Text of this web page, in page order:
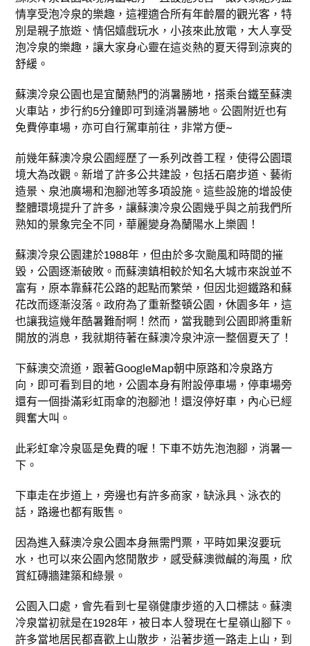
情享受泡冷泉的樂趣，這裡適合所有年齡層的觀光客，特
別是親子旅遊、情侶嬉戲玩水，小孩來此放電，大人享受
泡冷泉的樂趣，讓大家身心靈在這炎熱的夏天得到涼爽的
舒緩。
蘇澳冷泉公園也是宜蘭熱門的消暑勝地，搭乘台鐵至蘇澳
火車站，步行約5分鐘即可到達消暑勝地。公園附近也有
免費停車場，亦可自行駕車前往，非常方便~
前幾年蘇澳冷泉公園經歷了一系列改善工程，使得公園環
境大為改觀。新增了許多公共建設，包括石磨步道、藝術
造景、泉池廣場和泡腳池等多項設施。這些設施的增設使
整體環境提升了許多，讓蘇澳冷泉公園幾乎與之前我們所
熟知的景象完全不同，華麗變身為蘭陽水上樂園！
蘇澳冷泉公園建於1988年，但由於多次颱風和時間的摧
毀，公園逐漸破敗。而蘇澳鎮相較於知名大城市來說並不
富有，原本靠蘇花公路的起點而繁榮，但因北迴鐵路和蘇
花改而逐漸沒落。政府為了重新整頓公園，休園多年，這
也讓我這幾年酷暑難耐啊！然而，當我聽到公園即將重新
開放的消息，我就期待著在蘇澳冷泉沖涼一整個夏天了！
下蘇澳交流道，跟著GoogleMap朝中原路和冷泉路方
向，即可看到目的地，公園本身有附設停車場，停車場旁
還有一個掛滿彩虹雨傘的泡腳池！還沒停好車，內心已經
興奮大叫。
此彩虹傘冷泉區是免費的喔！下車不妨先泡泡腳，消暑一
下。
下車走在步道上，旁邊也有許多商家，缺泳具、泳衣的
話，路邊也都有販售。
因為進入蘇澳冷泉公園本身無需門票，平時如果沒要玩
水，也可以來公園內悠閒散步，感受蘇澳微鹹的海風，欣
賞紅磚牆建築和綠景。
公園入口處，會先看到七星嶺健康步道的入口標誌。蘇澳
冷泉當初就是在1928年，被日本人發現在七星嶺山腳下。
許多當地居民都喜歡上山散步，沿著步道一路走上山，到